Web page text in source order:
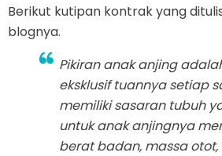
Berikut kutipan kontrak yang
blognya.
Pikiran anak anjing
eksklusif tuannya setiap
memiliki sasaran tubuh
untuk anak anjingnya
berat badan, massa